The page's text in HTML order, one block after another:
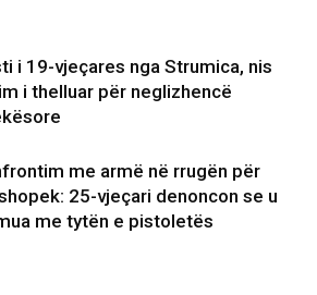
i 19-vjeçares nga Strumica, nis
i thelluar për neglizhencë
me armë në rrugën për
25-vjeçari denoncon se u
me tytën e pistoletës